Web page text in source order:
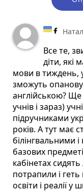
Все те,
діти, які
мови в тиждень,
зможуть
англійською?
учнів і зараз)
підручниками
років. А тут має
білінгвальними
базових
кабінетах
потрапили і
освіти і реалії у